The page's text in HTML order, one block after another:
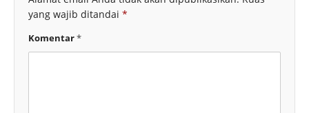
yang wajib ditandai *
Komentar*